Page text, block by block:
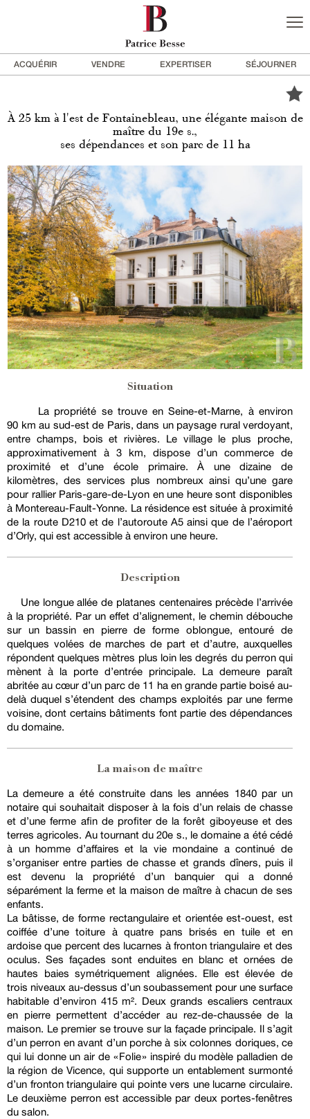
ACQUÉRIR VENDRE EXPERTISER SÉJOURNER
À 25 km à l'est de Fontainebleau, une élégante maison de
maître du 19e s.,
ses dépendances et son parc de 11 ha
Situation
La propriété se trouve en Seine-et-Marne, à environ
90 km au sud-est de Paris, dans un paysage rural verdoyant,
entre champs, bois et rivières. Le village le plus proche,
approximativement à 3 km, dispose d’un commerce de
proximité et d’une école primaire. À une dizaine de
kilomètres, des services plus nombreux ainsi qu’une gare
pour rallier Paris-gare-de-Lyon en une heure sont disponibles
à Montereau-Fault-Yonne. La résidence est située à proximité
de la route D210 et de l’autoroute A5 ainsi que de l’aéroport
d’Orly, qui est accessible à environ une heure.
Description
Une longue allée de platanes centenaires précède l’arrivée
à la propriété. Par un effet d’alignement, le chemin débouche
sur un bassin en pierre de forme oblongue, entouré de
quelques volées de marches de part et d’autre, auxquelles
répondent quelques mètres plus loin les degrés du perron qui
mènent à la porte d’entrée principale. La demeure paraît
abritée au cœur d’un parc de 11 ha en grande partie boisé au-
delà duquel s’étendent des champs exploités par une ferme
voisine, dont certains bâtiments font partie des dépendances
du domaine.
La maison de maître
La demeure a été construite dans les années 1840 par un
notaire qui souhaitait disposer à la fois d’un relais de chasse
et d’une ferme afin de profiter de la forêt giboyeuse et des
terres agricoles. Au tournant du 20e s., le domaine a été cédé
à un homme d’affaires et la vie mondaine a continué de
s’organiser entre parties de chasse et grands dîners, puis il
est devenu la propriété d’un banquier qui a donné
séparément la ferme et la maison de maître à chacun de ses
enfants.
La bâtisse, de forme rectangulaire et orientée est-ouest, est
coiffée d’une toiture à quatre pans brisés en tuile et en
ardoise que percent des lucarnes à fronton triangulaire et des
oculus. Ses façades sont enduites en blanc et ornées de
hautes baies symétriquement alignées. Elle est élevée de
trois niveaux au-dessus d’un soubassement pour une surface
habitable d’environ 415 m². Deux grands escaliers centraux
en pierre permettent d’accéder au rez-de-chaussée de la
maison. Le premier se trouve sur la façade principale. Il s’agit
d’un perron en avant d’un porche à six colonnes doriques, ce
qui lui donne un air de « Folie » inspiré du modèle palladien de
la région de Vicence, qui supporte un entablement surmonté
d’un fronton triangulaire qui pointe vers une lucarne circulaire.
Le deuxième perron est accessible par deux portes-fenêtres
du salon.